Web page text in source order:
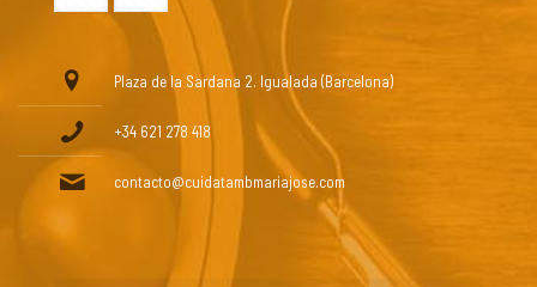
Maderoterapia
Precio: 60,00€
Plaza de la Sardana 2. Igualada (Barcelona)
+34 621 278 418
contacto@cuidatambmariajose.com